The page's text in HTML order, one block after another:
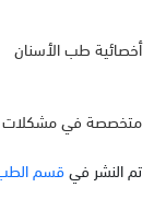
أخصائية طب الأسنان
متخصصة في مشكلات
تم النشر فيقسم